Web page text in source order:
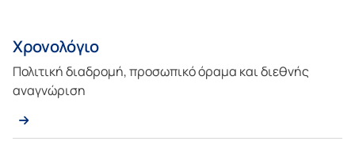
Χρονολόγιο
Πολιτική διαδρομή, προσωπικό όραμα και διεθνής
αναγνώριση